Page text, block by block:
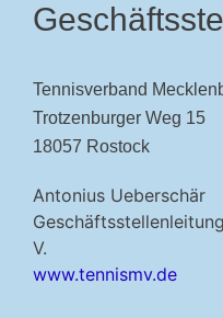
Tennisverband
Trotzenburger Weg 15
18057 Rostock
Antonius Ueberschär
V.
www.tennismv.de